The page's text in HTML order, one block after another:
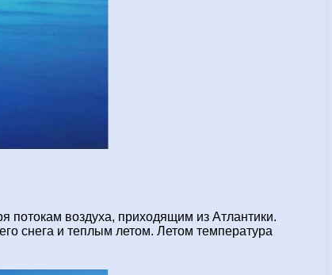
потокам воздуха, приходящим из Атлантики.
снега и теплым летом. Летом температура